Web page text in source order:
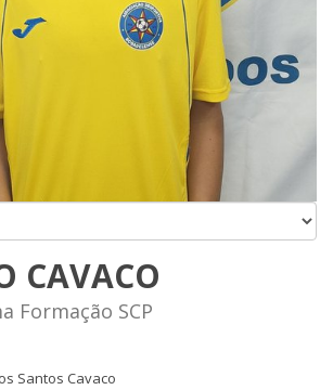
CAVACO
Formação SCP
Santos Cavaco